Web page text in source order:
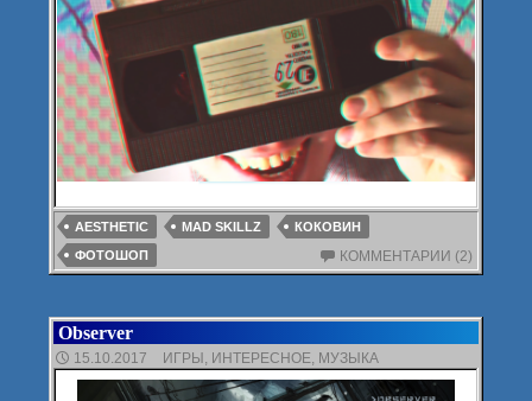
AESTHETIC MAD SKILLZ
КОКОВИН
ФОТОШОП
КОММЕНТАРИИ (2)
Observer
15.10.2017 ИГРЫ, ИНТЕРЕСНОЕ, МУЗЫКА